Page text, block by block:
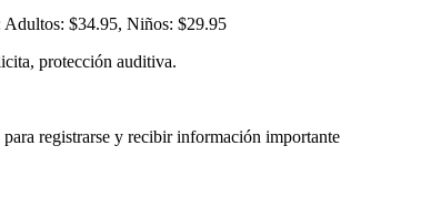
$34.95, Niños: $29.95
protección auditiva.
registrarse y recibir información importante